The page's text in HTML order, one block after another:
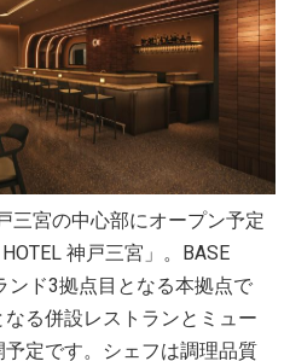
三宮の中心部にオープン予定
神戸三宮」。BASE
ンド3拠点目となる本拠点で
る併設レストランとミュー
予定です。シェフは調理品質